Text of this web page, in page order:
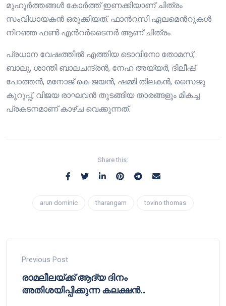
മുഹൂര്‍ത്തങ്ങള്‍ കോര്‍ത്ത് ഇണക്കിയാണ് ചിത്രം
സംവിധായകന്‍ ഒരുക്കിയത്. ഫാന്‍റസി ഏലമെന്‍റുകള്‍
നിറഞ്ഞ ഫണ്‍ എന്‍റര്‍ടൈനര്‍ ആണ് ചിത്രം.
പ്രധാന വേഷത്തില്‍ എത്തിയ ടൊവിനോ തോമസ്,
ബാലു, ശാന്തി ബാലചന്ദ്രന്‍, നേഹ അയ്യര്‍, ദിലീഷ്
പോത്തന്‍, മനോജ് കെ ജയന്‍, ഷമ്മി തിലകന്‍, സൈജു
കുറുപ്പ്, വിജയ രാഘവന്‍ തുടങ്ങിയ താരങ്ങളും മികച്ച
പ്രകടനമാണ് കാഴ്ച വെക്കുന്നത്.
Share this:
arun dominic tharangam tovino thomas
Previous Post
രാമലീലയ്ക്ക് ആദ്യ ദിനം
അതിശയിപ്പിക്കുന്ന കലക്ഷന്‍..